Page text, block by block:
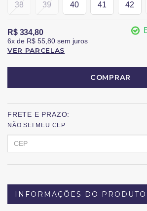
38 39 40 41 42
R$ 334,80
6x de R$ 55,80 sem juros
VER PARCELAS
COMPRAR
FRETE E PRAZO:
NÃO SEI MEU CEP
INFORMAÇÕES DO PRODUTO